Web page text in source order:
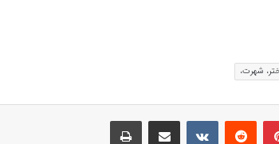
شهرت،
پینتریستReddit
VKontakteاشتراک گذاری با ایمیل چاپ